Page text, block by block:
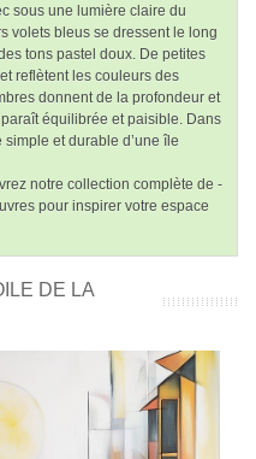
sous une lumière claire du
volets bleus se dressent le long
tons pastel doux. De petites
reflètent les couleurs des
donnent de la profondeur et
équilibrée et paisible. Dans
simple et durable d’une île
notre collection complète de -
pour inspirer votre espace
DE LA